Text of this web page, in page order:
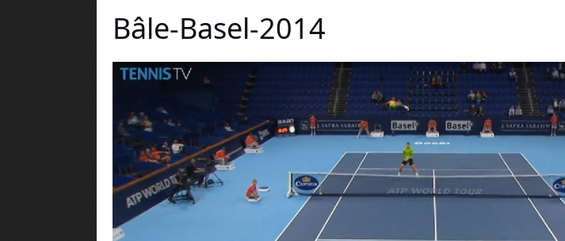
Bâle-Basel-2014